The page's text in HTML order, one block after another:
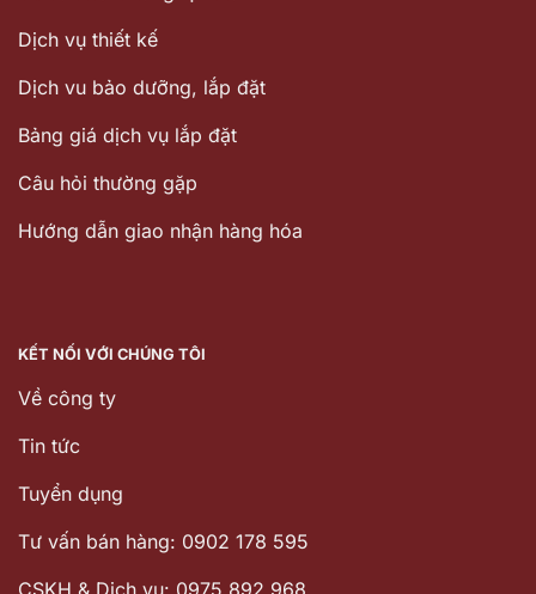
Dịch vụ thiết kế
Dịch vu bảo dưỡng, lắp đặt
Bảng giá dịch vụ lắp đặt
Câu hỏi thường gặp
Hướng dẫn giao nhận hàng hóa
KẾT NỐI VỚI CHÚNG TÔI
Về công ty
Tin tức
Tuyển dụng
Tư vấn bán hàng: 0902 178 595